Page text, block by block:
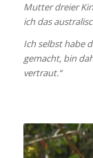
Mutter dreier
ich das
Ich selbst habe
gemacht, bin
vertraut.“